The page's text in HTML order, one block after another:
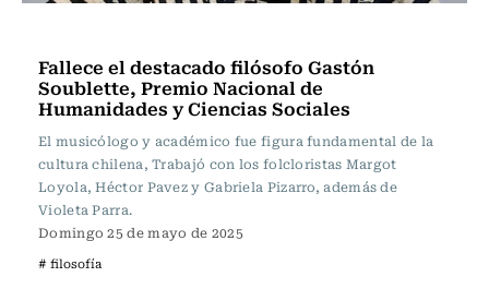
Fallece el destacado filósofo Gastón
Soublette, Premio Nacional de
Humanidades y Ciencias Sociales
El musicólogo y académico fue figura fundamental de la
cultura chilena, Trabajó con los folcloristas Margot
Loyola, Héctor Pavez y Gabriela Pizarro, además de
Violeta Parra.
Domingo 25 de mayo de 2025
# filosofía